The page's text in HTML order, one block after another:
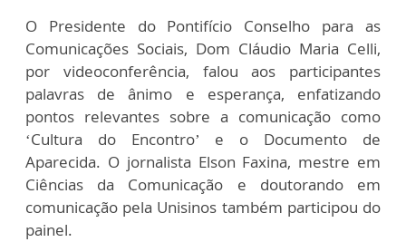
O Presidente do Pontifício Conselho para as
Comunicações Sociais, Dom Cláudio Maria Celli,
por videoconferência, falou aos participantes
palavras de ânimo e esperança, enfatizando
pontos relevantes sobre a comunicação como
‘Cultura do Encontro’ e o Documento de
Aparecida. O jornalista Elson Faxina, mestre em
Ciências da Comunicação e doutorando em
comunicação pela Unisinos também participou do
painel.